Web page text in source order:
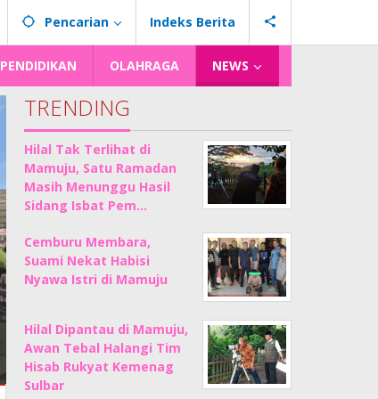
Pencarian Indeks Berita
PENDIDIKAN OLAHRAGA NEWS
TRENDING
Hilal Tak Terlihat di
Mamuju, Satu Ramadan
Masih Menunggu Hasil
Sidang Isbat Pem…
Cemburu Membara,
Suami Nekat Habisi
Nyawa Istri di Mamuju
Hilal Dipantau di Mamuju,
Awan Tebal Halangi Tim
Hisab Rukyat Kemenag
Sulbar